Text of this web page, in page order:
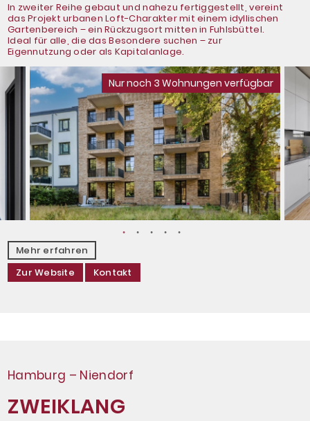
In zweiter Reihe gebaut und nahezu fertiggestellt, vereint
das Projekt urbanen Loft-Charakter mit einem idyllischen
Gartenbereich – ein Rückzugsort mitten in Fuhlsbüttel.
Ideal für alle, die das Besondere suchen – zur
Eigennutzung oder als Kapitalanlage.
Nur noch 3 Wohnungen verfügbar
Mehr erfahren
Zur Website
Kontakt
Hamburg – Niendorf
ZWEIKLANG